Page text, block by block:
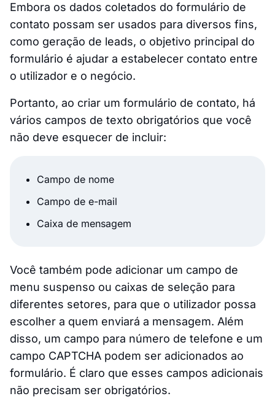
Embora os dados coletados do formulário de
contato possam ser usados para diversos fins,
como geração de leads, o objetivo principal do
formulário é ajudar a estabelecer contato entre
o utilizador e o negócio.
Portanto, ao criar um formulário de contato, há
vários campos de texto obrigatórios que você
não deve esquecer de incluir:
Campo de nome
Campo de e-mail
Caixa de mensagem
Você também pode adicionar um campo de
menu suspenso ou caixas de seleção para
diferentes setores, para que o utilizador possa
escolher a quem enviará a mensagem. Além
disso, um campo para número de telefone e um
campo CAPTCHA podem ser adicionados ao
formulário. É claro que esses campos adicionais
não precisam ser obrigatórios.